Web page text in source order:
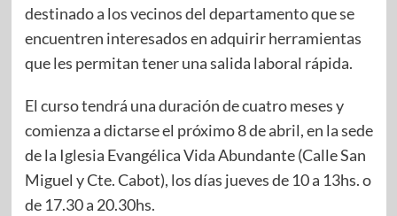
destinado a los vecinos del departamento que se
encuentren interesados en adquirir herramientas
que les permitan tener una salida laboral rápida.
El curso tendrá una duración de cuatro meses y
comienza a dictarse el próximo 8 de abril, en la sede
de la Iglesia Evangélica Vida Abundante (Calle San
Miguel y Cte. Cabot), los días jueves de 10 a 13hs. o
de 17.30 a 20.30hs.